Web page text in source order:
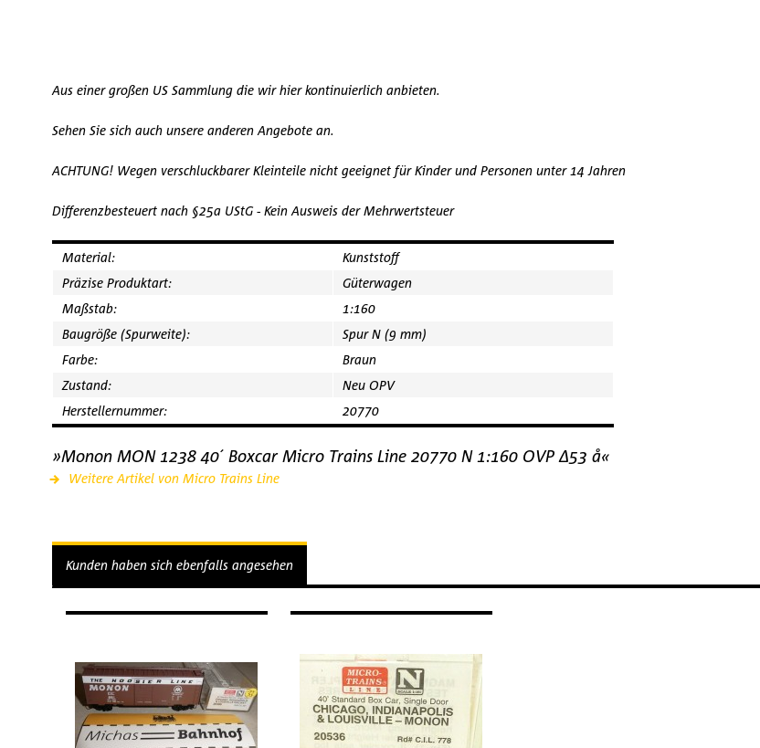
Aus einer großen US Sammlung die wir hier kontinuierlich anbieten.
Sehen Sie sich auch unsere anderen Angebote an.
ACHTUNG! Wegen verschluckbarer Kleinteile nicht geeignet für Kinder und Personen unter 14 Jahren
Differenzbesteuert nach §25a UStG - Kein Ausweis der Mehrwertsteuer
Material:
Kunststoff
Präzise Produktart:
Güterwagen
Maßstab:
1:160
Baugröße (Spurweite):
Spur N (9 mm)
Farbe:
Braun
Zustand:
Neu OPV
Herstellernummer:
20770
»Monon MON 1238 40´ Boxcar Micro Trains Line 20770 N 1:160 OVP ∆53 å«
Weitere Artikel von Micro Trains Line
Kunden haben sich ebenfalls angesehen